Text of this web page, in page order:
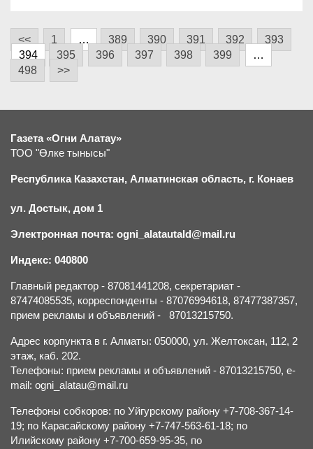
<< 1 … 389 390 391 392
393
394
395 396 397 398 399
…
498
>>
Газета «Огни Алатау»
ТОО "Өлке тынысы"
Республика Казахстан, Алматинская область, г. Конаев
ул. Достык, дом 1
Электронная почта: ogni_alatautald@mail.ru
Индекс: 040800
Главный редактор - 87081441208, секретариат -
87474085535, корреспонденты - 87076994618, 87477387357,
прием рекламы и объявлений - 87013215750.
Адрес корпункта в г. Алматы: 050000, ул. Желтоксан, 112, 2
этаж, каб. 202.
Телефоны: прием рекламы и объявлений - 87013215750, e-
mail: ogni_alatau@mail.ru
Телефоны собкоров: по Уйгурскому району +7-708-367-14-
19; по Карасайскому району +7-747-563-61-18; по
Илийскому району +7-700-659-95-35, по